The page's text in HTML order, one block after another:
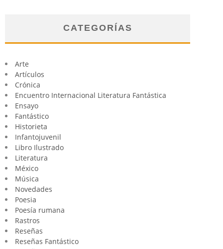
CATEGORÍAS
Arte
Artículos
Crónica
Encuentro Internacional Literatura Fantástica
Ensayo
Fantástico
Historieta
Infantojuvenil
Libro Ilustrado
Literatura
México
Música
Novedades
Poesia
Poesía rumana
Rastros
Reseñas
Reseñas Fantástico